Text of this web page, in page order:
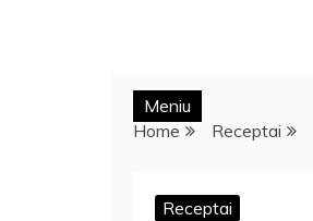
Meniu
Home
Receptai
Receptai